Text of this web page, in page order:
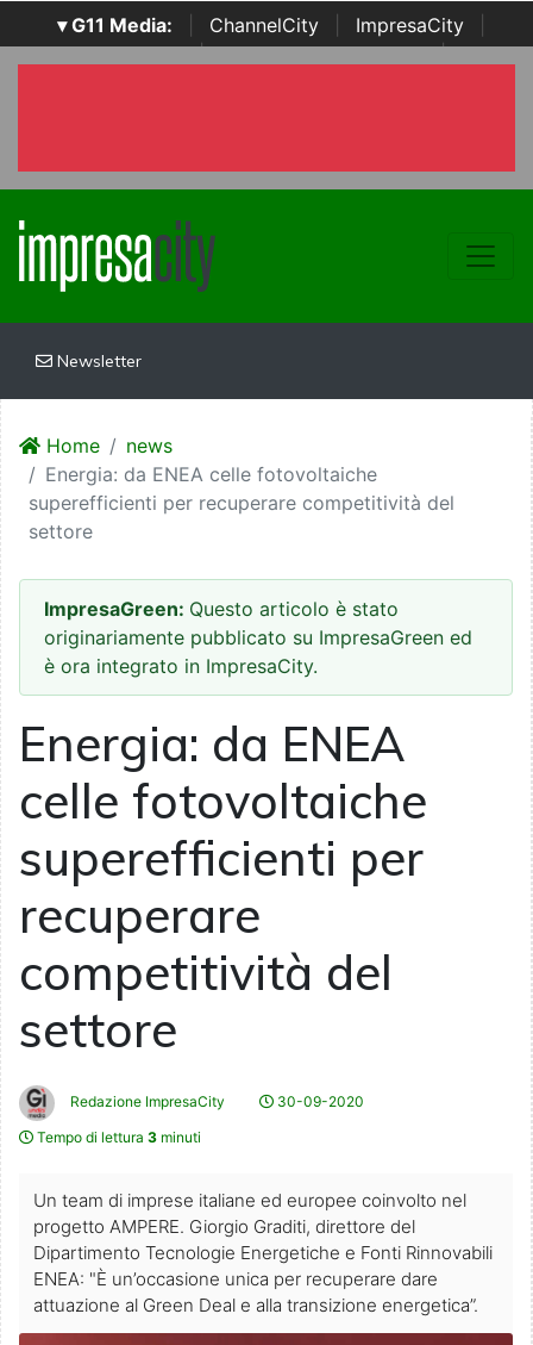
▾ G11 Media: ChannelCity ImpresaCity
SecurityOpenLab | Italian Channel Awards | Italian
Newsletter
Home
news
Energia: da ENEA celle fotovoltaiche
superefficienti per recuperare competitività del
settore
ImpresaGreen: Questo articolo è stato
originariamente pubblicato su ImpresaGreen ed
è ora integrato in ImpresaCity.
Energia: da ENEA
celle fotovoltaiche
superefficienti per
recuperare
competitività del
settore
Redazione ImpresaCity
30-09-2020
Tempo di lettura 3 minuti
Un team di imprese italiane ed europee coinvolto nel
progetto AMPERE. Giorgio Graditi, direttore del
Dipartimento Tecnologie Energetiche e Fonti Rinnovabili
ENEA: "È un’occasione unica per recuperare dare
attuazione al Green Deal e alla transizione energetica”.